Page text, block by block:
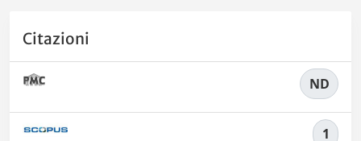
Citazioni
ND
1